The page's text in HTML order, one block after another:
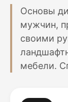
Основы
мужчин,
своими
мебели.